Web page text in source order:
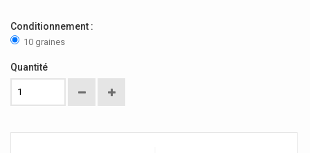
Conditionnement :
10 graines
Quantité